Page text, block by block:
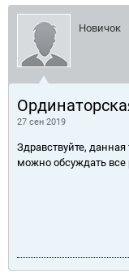
Новичок
27 сен 2019
Здравствуйте,
можно обсуждать все